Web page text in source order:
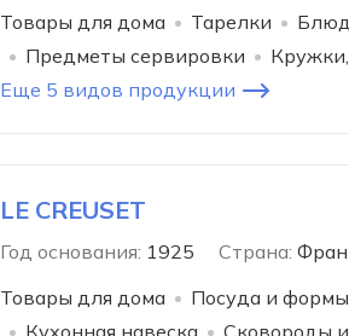
Товары для дома
Тарелки
Предметы сервировки
Еще 5 видов продукции
LE CREUSET
Год основания: 1925 Страна:
Товары для дома
Посуда и
Кухонная навеска
Сковороды